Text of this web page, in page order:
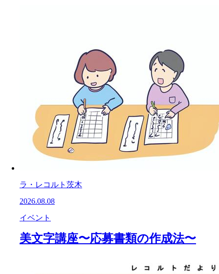
ラ・レコルト茨木
2026.08.08
イベント
美文字講座〜応募書類の作成法〜